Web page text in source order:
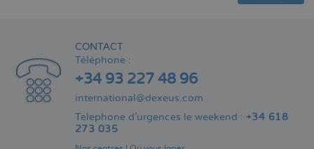
CONTACT
Téléphone :
+34 93 227 48 96
international@dexeus.com
Telephone d’urgences le weekend : +34 618
273 035